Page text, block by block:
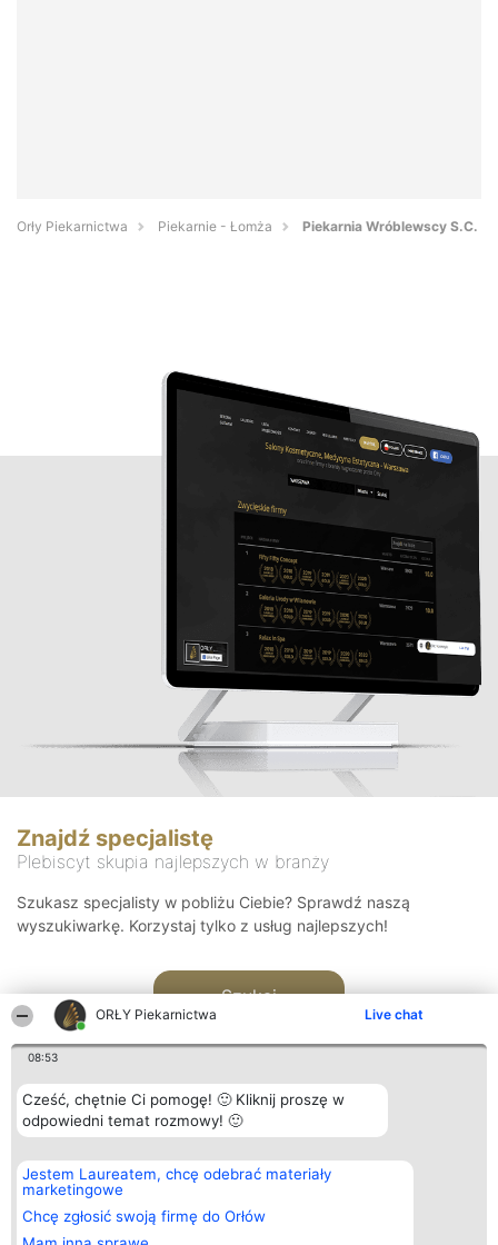
ORŁY Piekarnictwa Live chat
08:53
Cześć, chętnie Ci pomogę! 🙂 Kliknij proszę w
odpowiedni temat rozmowy! 🙂
Jestem Laureatem, chcę odebrać materiały
marketingowe
Chcę zgłosić swoją firmę do Orłów
Orły Piekarnictwa Piekarnie - Łomża Piekarnia Wróblewscy S.C.
Znajdź specjalistę
Plebiscyt skupia najlepszych w branży
Szukasz specjalisty w pobliżu Ciebie? Sprawdź naszą
wyszukiwarkę. Korzystaj tylko z usług najlepszych!
Szukaj
Organizator plebiscytu
Bright Side Solutions sp. z o.
o. sp. k.
ul. Ruska 22
Wrocław 50-079
KRS 0000749100 | Regon
Plebiscyt
Laureaci
wszystkich
Laureatów
Kontakt
Kontakt